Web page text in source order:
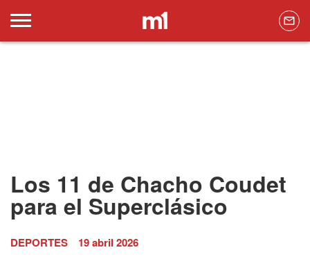
Los 11 de Chacho Coudet
para el Superclásico
DEPORTES 19 abril 2026